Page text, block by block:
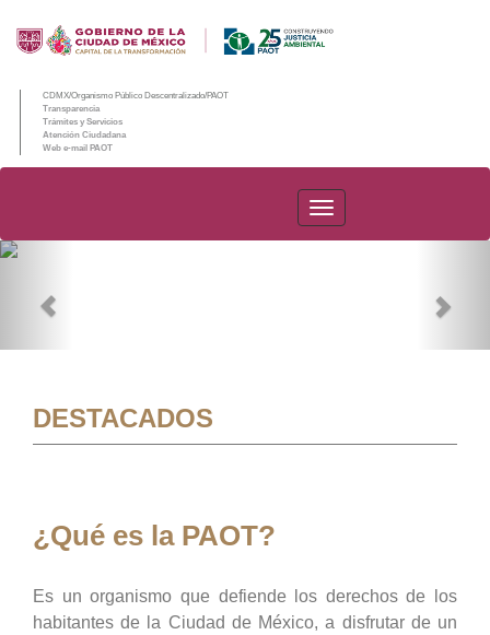
CDMX/Organismo Público Descentralizado/PAOT
Transparencia
Trámites y Servicios
Atención Ciudadana
Web e-mail PAOT
PAOT
DESTACADOS
¿Qué es la PAOT?
Es un organismo que defiende los derechos de los
habitantes de la Ciudad de México, a disfrutar de un